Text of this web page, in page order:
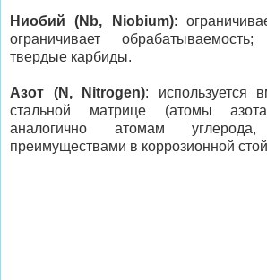
Ниобий (Nb, Niobium):
ограничивает
твердые карбиды.
Азот (N, Nitrogen): используется
стальной матрице (атомы
аналогично атомам
преимуществами в коррозионной